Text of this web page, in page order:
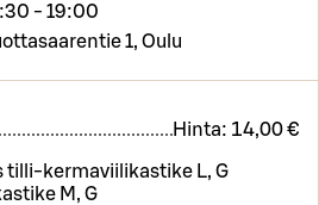
- 19:00
1, Oulu
Hinta: 14,00 €
tilli-kermaviilikastike L, G
M, G